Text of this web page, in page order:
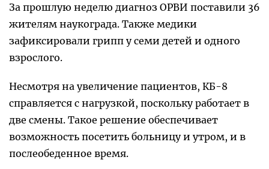
За прошлую неделю диагноз ОРВИ поставили 36
жителям наукограда. Также медики
зафиксировали грипп у семи детей и одного
взрослого.
Несмотря на увеличение пациентов, КБ-8
справляется с нагрузкой, поскольку работает в
две смены. Такое решение обеспечивает
возможность посетить больницу и утром, и в
послеобеденное время.